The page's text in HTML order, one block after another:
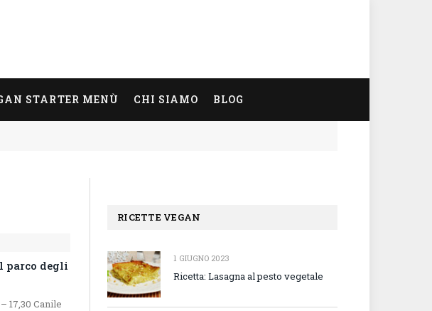
STARTER MENÙ CHI SIAMO BLOG
parco degli
17,30 Canile
RICETTE VEGAN
1 GIUGNO 2023
Ricetta: Lasagna al pesto vegetale